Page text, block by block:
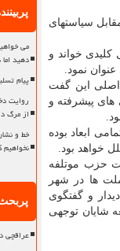
سیاستهای
خواند و
نمود.
اصلی این گفت
پیشرفته و
ابعاد بوده
خواهد بود.
حزب موتلفه
ها در شهر
و گفتگوی
شایان توجهی
می
دهید
پیام
روایت
از مرگ
خط و
نخواهیم
عراقچی